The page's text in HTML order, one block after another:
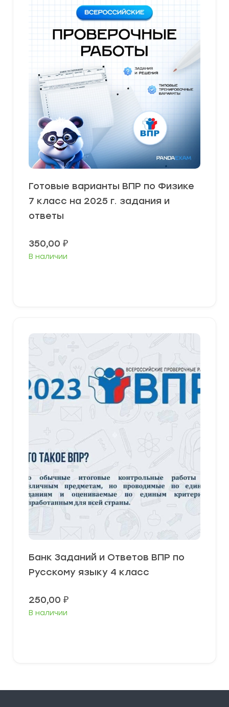
Готовые варианты ВПР по Физике
7 класс на 2025 г. задания и
ответы
350,00 ₽
В наличии
Банк Заданий и Ответов ВПР по
Русскому языку 4 класс
250,00 ₽
В наличии